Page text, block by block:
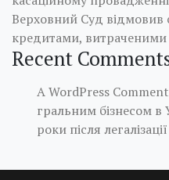
Верховний Суд відмовив
кредитами, витраченими
Recent
A WordPress
гральним бізнесом в
роки після легалізації